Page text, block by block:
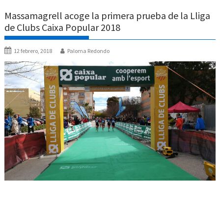
Massamagrell acoge la primera prueba de la Lliga
de Clubs Caixa Popular 2018
12 febrero, 2018 Paloma Redondo